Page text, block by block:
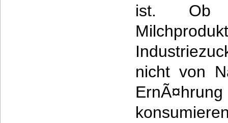
ist. Ob
nicht von